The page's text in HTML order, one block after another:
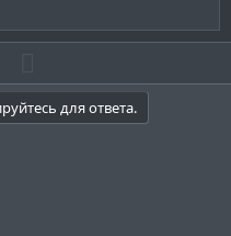
е
г для ответа.